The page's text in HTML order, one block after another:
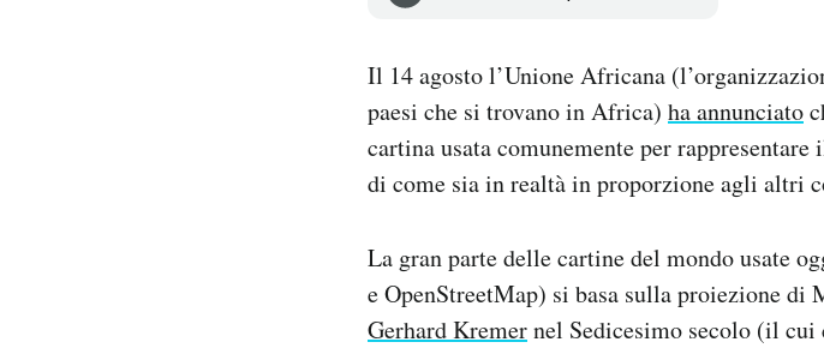
Il 14 agosto l’Unione Africana
paesi che si trovano in Africa) ha annunciato
cartina usata comunemente per
di come sia in realtà in proporzione agli altri
La gran parte delle cartine del mondo usate
e OpenStreetMap) si basa sulla proiezione
Gerhard Kremernel Sedicesimo secolo (il